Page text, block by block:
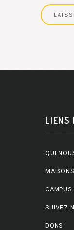
LIENS
QUI
CAMPUS
SUIVEZ-
DONS